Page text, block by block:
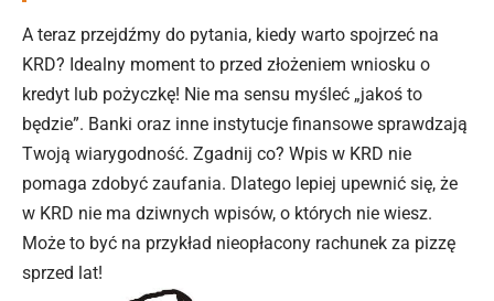
A teraz przejdźmy do pytania, kiedy warto spojrzeć na
KRD? Idealny moment to przed złożeniem wniosku o
kredyt lub pożyczkę! Nie ma sensu myśleć „jakoś to
będzie”. Banki oraz inne instytucje finansowe sprawdzają
Twoją wiarygodność. Zgadnij co? Wpis w KRD nie
pomaga zdobyć zaufania. Dlatego lepiej upewnić się, że
w KRD nie ma dziwnych wpisów, o których nie wiesz.
Może to być na przykład nieopłacony rachunek za pizzę
sprzed lat!